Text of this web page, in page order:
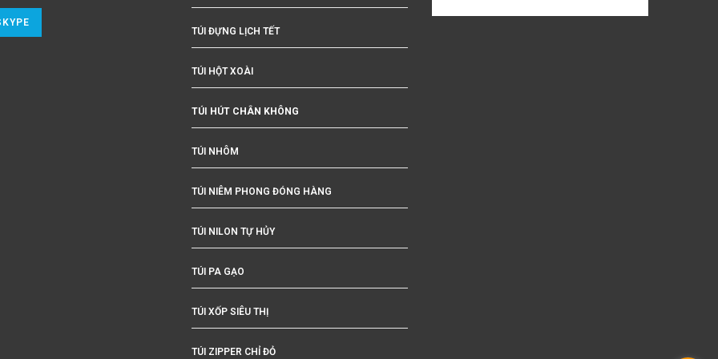
TÚI ĐỰNG LỊCH TẾT
TÚI HỘT XOÀI
TÚI HÚT CHÂN KHÔNG
TÚI NHÔM
TÚI NIÊM PHONG ĐÓNG HÀNG
TÚI NILON TỰ HỦY
TÚI PA GẠO
TÚI XỐP SIÊU THỊ
TÚI ZIPPER CHỈ ĐỎ